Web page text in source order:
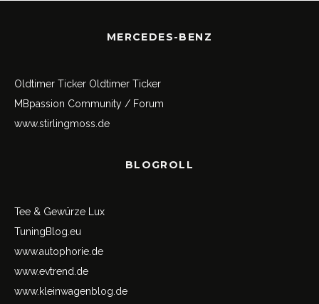
MERCEDES-BENZ
Oldtimer Ticker Oldtimer Ticker
MBpassion Community / Forum
www.stirlingmoss.de
BLOGROLL
Tee & Gewürze Lux
TuningBlog.eu
www.autophorie.de
www.evtrend.de
www.kleinwagenblog.de